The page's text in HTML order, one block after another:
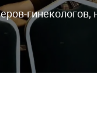
гинекологов,